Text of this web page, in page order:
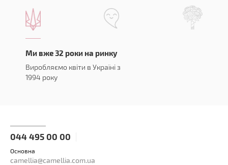
Ми вже 32 роки на ринку
Виробляємо квіти в Україні з
1994 року
044 495 00 00
Основна
camellia@camellia.com.ua